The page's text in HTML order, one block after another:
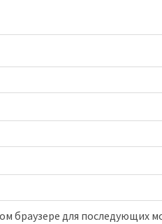
браузере для последующих